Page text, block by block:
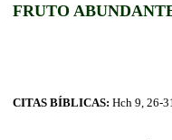
FRUTO
CITAS BÍBLICAS: Hch 9, 26-